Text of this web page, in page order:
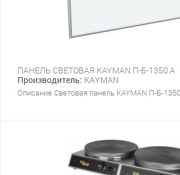
ПАНЕЛЬ СВЕТОВАЯ KAYMAN П-Б-1350 А
Производитель: KAYMAN
Описание Световая панель KAYMAN П-Б-